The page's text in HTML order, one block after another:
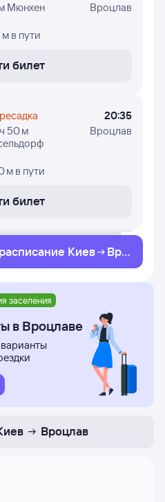
Мюнхен Вроцлав
м в пути
билет
50 м
20:35
Вроцлав
м в пути
билет
расписание Киев
Вро
заселения
в Вроцлаве
Вроцлав